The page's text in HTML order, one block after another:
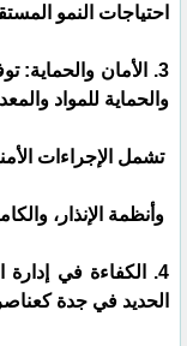
احتياجات النمو
3. الأمان
والحماية للمواد
تشمل الإجراءات
وأنظمة الإنذار،
4. الكفاءة في
الحديد في جدة